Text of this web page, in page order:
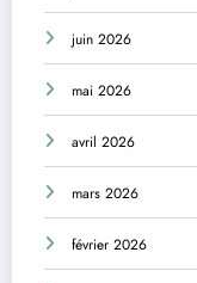
juin 2026
mai 2026
avril 2026
mars 2026
février 2026